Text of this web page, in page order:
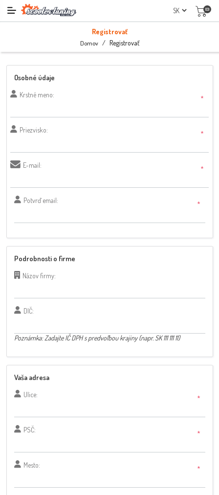
(0)
Registrovať
Domov / Registrovať
Osobné údaje
Krstné meno: *
Priezvisko: *
E-mail: *
Potvrď email: *
Podrobnosti o firme
Názov firmy:
DIČ:
Poznámka: Zadajte IČ DPH s predvoľbou krajiny (napr. SK 111 111 11)
Vaša adresa
Ulice: *
PSČ: *
Mesto: *